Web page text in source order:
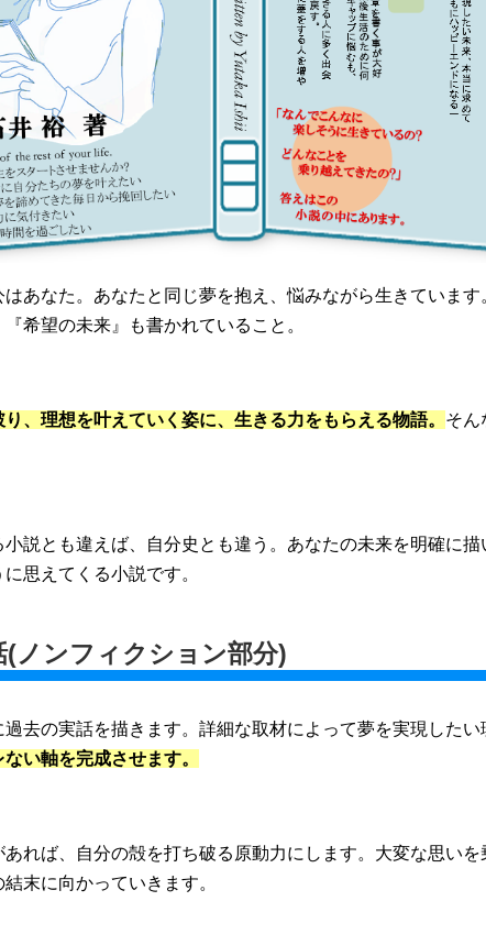
はあなた。あなたと同じ夢を抱え、悩みながら生きていま
希望の未来』も書かれていること。
、理想を叶えていく姿に、生きる力をもらえる物語。 そん
説とも違えば、自分史とも違う。あなたの未来を明確に
思えてくる小説です。
(ノンフィクション部分)
去の実話を描きます。詳細な取材によって夢を実現したい
い軸を完成させます。
れば、自分の殻を打ち破る原動力にします。大変な思いを
末に向かっていきます。